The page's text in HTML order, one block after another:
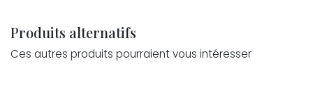
Produits alternatifs
Ces autres produits pourraient vous intéresser